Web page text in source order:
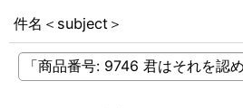
件名＜subject＞